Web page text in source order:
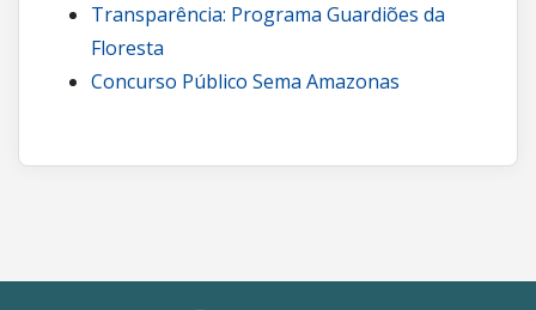
Transparência: Programa Guardiões da
Floresta
Concurso Público Sema Amazonas